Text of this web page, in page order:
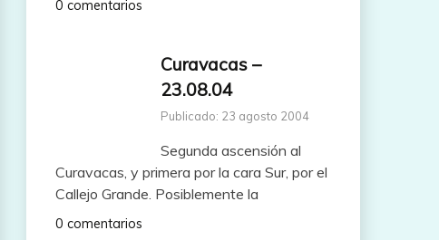
0 comentarios
Curavacas –
23.08.04
Publicado: 23 agosto 2004
Segunda ascensión al
Curavacas, y primera por la cara Sur, por el
Callejo Grande. Posiblemente la
0 comentarios